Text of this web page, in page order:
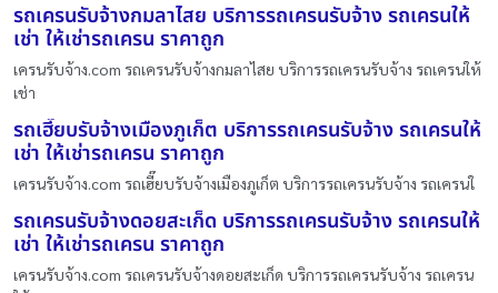
รถเครนรับจ้างกมลาไสย บริการรถเครนรับจ้าง รถเครนให้
เช่า ให้เช่ารถเครน ราคาถูก
เครนรับจ้าง.com รถเครนรับจ้างกมลาไสย บริการรถเครนรับจ้าง รถเครนให้
เช่า
รถเฮี๊ยบรับจ้างเมืองภูเก็ต บริการรถเครนรับจ้าง รถเครนให้
เช่า ให้เช่ารถเครน ราคาถูก
เครนรับจ้าง.com รถเฮี๊ยบรับจ้างเมืองภูเก็ต บริการรถเครนรับจ้าง รถเครนใ
รถเครนรับจ้างดอยสะเก็ด บริการรถเครนรับจ้าง รถเครนให้
เช่า ให้เช่ารถเครน ราคาถูก
เครนรับจ้าง.com รถเครนรับจ้างดอยสะเก็ด บริการรถเครนรับจ้าง รถเครน